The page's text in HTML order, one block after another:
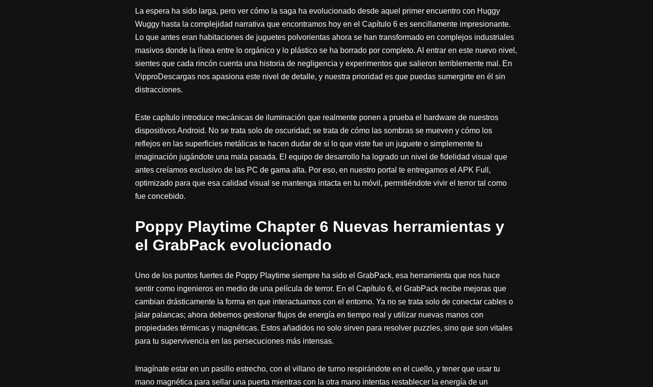
La espera ha sido larga, pero ver cómo la saga ha evolucionado desde aquel primer encuentro con Huggy
Wuggy hasta la complejidad narrativa que encontramos hoy en el Capítulo 6 es sencillamente impresionante.
Lo que antes eran habitaciones de juguetes polvorientas ahora se han transformado en complejos industriales
masivos donde la línea entre lo orgánico y lo plástico se ha borrado por completo. Al entrar en este nuevo nivel,
sientes que cada rincón cuenta una historia de negligencia y experimentos que salieron terriblemente mal. En
VipproDescargas nos apasiona este nivel de detalle, y nuestra prioridad es que puedas sumergirte en él sin
distracciones.
Este capítulo introduce mecánicas de iluminación que realmente ponen a prueba el hardware de nuestros
dispositivos Android. No se trata solo de oscuridad; se trata de cómo las sombras se mueven y cómo los
reflejos en las superficies metálicas te hacen dudar de si lo que viste fue un juguete o simplemente tu
imaginación jugándote una mala pasada. El equipo de desarrollo ha logrado un nivel de fidelidad visual que
antes creíamos exclusivo de las PC de gama alta. Por eso, en nuestro portal te entregamos el APK Full,
optimizado para que esa calidad visual se mantenga intacta en tu móvil, permitiéndote vivir el terror tal como
fue concebido.
Poppy Playtime Chapter 6 Nuevas herramientas y
el GrabPack evolucionado
Uno de los puntos fuertes de Poppy Playtime siempre ha sido el GrabPack, esa herramienta que nos hace
sentir como ingenieros en medio de una película de terror. En el Capítulo 6, el GrabPack recibe mejoras que
cambian drásticamente la forma en que interactuamos con el entorno. Ya no se trata solo de conectar cables o
jalar palancas; ahora debemos gestionar flujos de energía en tiempo real y utilizar nuevas manos con
propiedades térmicas y magnéticas. Estos añadidos no solo sirven para resolver puzzles, sino que son vitales
para tu supervivencia en las persecuciones más intensas.
Imagínate estar en un pasillo estrecho, con el villano de turno respirándote en el cuello, y tener que usar tu
mano magnética para sellar una puerta mientras con la otra mano intentas restablecer la energía de un